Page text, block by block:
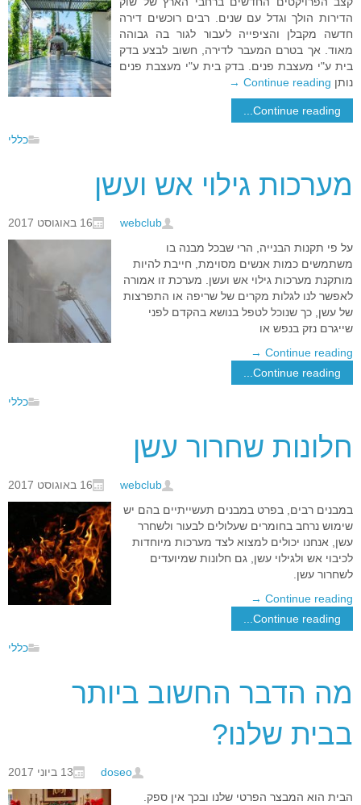
הדירות הולך וגדל עם שנים. רבים רוכשים דירה
חדשה מקבלן והציפייה לעבור לגור בה גבוהה
מאוד. אך בטרם המעבר לדירה, חשוב לבצע בדק
בית ע"י מעצבת פנים. בדק בית ע"י מעצבת פנים
נותן Continue reading
→
Continue reading...
כללי
מערכות גילוי אש ועשן
16 באוגוסט 2017
webclub
על פי תקנות הבנייה, הרי שבכל מבנה בו
משתמשים כמות אנשים מסוימת, חייבת להיות
מותקנת מערכות גילוי אש ועשן. מערכת זו אמורה
לאפשר לנו לגלות מקרים של שריפה או התפרצות
של עשן, כך שנוכל לטפל בנושא בהקדם לפני
שייגרם נזק בנפש או
Continue reading
→
Continue reading...
כללי
חלונות שחרור עשן
16 באוגוסט 2017
webclub
במבנים רבים, בפרט במבנים תעשייתיים בהם יש
שימוש נרחב בחומרים שעלולים לבעור ולשחרר
עשן, אנחנו יכולים למצוא לצד מערכות מיוחדות
לכיבוי אש ולגילוי עשן, גם חלונות שמיועדים
לשחרור עשן.
Continue reading
→
Continue reading...
כללי
מה הדבר החשוב ביותר
בבית שלנו?
13 ביוני 2017
doseo
הבית הוא המבצר הפרטי שלנו ובכך אין ספק.